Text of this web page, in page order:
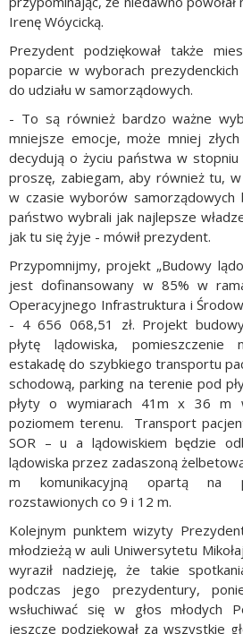
Irenę Wóycicką.
Prezydent podziękował także
poparcie w wyborach prezydenckich
do udziału w samorządowych.
- To są również bardzo ważne
mniejsze emocje, może mniej
decydują o życiu państwa w stopniu
proszę, zabiegam, aby również tu,
w czasie wyborów samorządowych
państwo wybrali jak najlepsze
jak tu się żyje - mówił prezydent.
Przypomnijmy, projekt „Budowy
jest dofinansowany w 85% w
Operacyjnego Infrastruktura i
- 4 656 068,51 zł. Projekt budowy
płytę lądowiska, pomieszczenie
estakadę do szybkiego transportu
schodową, parking na terenie pod
płyty o wymiarach 41m x 36 m
poziomem terenu. Transport
SOR – u a lądowiskiem będzie
lądowiska przez zadaszoną
m komunikacyjną opartą na
rozstawionych co 9 i 12 m.
Kolejnym punktem wizyty
młodzieżą w auli Uniwersytetu
wyraził nadzieję, że takie
podczas jego prezydentury,
wsłuchiwać się w głos młodych
jeszcze podziękował za wszystkie